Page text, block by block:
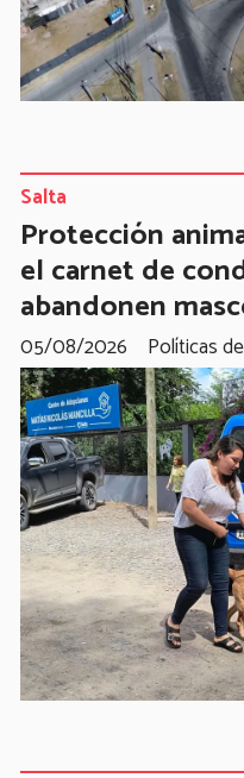
Protección
el carnet de
abandonen
Políticas
Salta
05/08/2026